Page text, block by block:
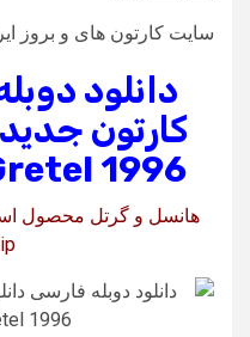
سایت کارتون های و بروز
دانلود
کارتون
1996
هانسل و گرتل محصول